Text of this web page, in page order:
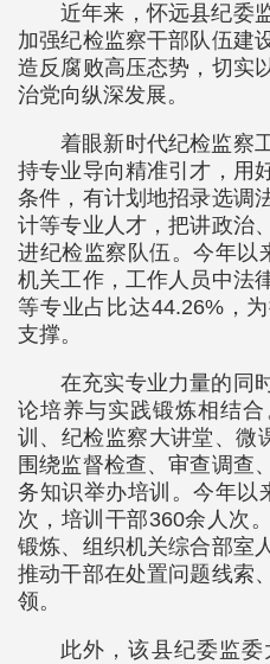
近年来，怀远县纪委
加强纪检监察干部队伍建
造反腐败高压态势，切实
治党向纵深发展。
着眼新时代纪检监察
持专业导向精准引才，用
条件，有计划地招录选调
计等专业人才，把讲政治
进纪检监察队伍。今年以
机关工作，工作人员中法
等专业占比达44.26%，
支撑。
在充实专业力量的同
论培养与实践锻炼相结
训、纪检监察大讲堂、微
围绕监督检查、审查调查
务知识举办培训。今年以
次，培训干部360余人次
锻炼、组织机关综合部室
推动干部在处置问题线索
领。
此外，该县纪委监